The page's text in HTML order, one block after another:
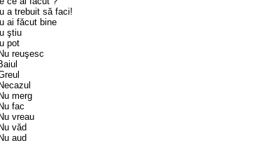
a trebuit să faci!
ai făcut bine
ştiu
pot
reuşesc
merg
fac
vreau
văd
aud